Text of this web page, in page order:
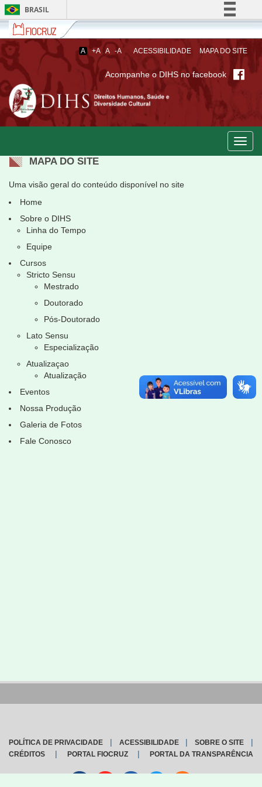
BRASIL
Simplifique!
Comunica BR
Participe
Acesso à informação
Legislação
Fiocruz
Fale
com
a
Fiocruz
A +A A -A ACESSIBILIDADE MAPA DO SITE
Acompanhe o DIHS no facebook
MAPA DO SITE
Uma visão geral do conteúdo disponível no site
Home
Sobre o DIHS
Linha do Tempo
Equipe
Cursos
Stricto Sensu
Mestrado
Doutorado
Pós-Doutorado
Lato Sensu
Especialização
Atualizaçao
Atualização
Eventos
Nossa Produção
Galeria de Fotos
Fale Conosco
POLÍTICA DE PRIVACIDADE | ACESSIBILIDADE | SOBRE O SITE |
CRÉDITOS | PORTAL FIOCRUZ | PORTAL DA TRANSPARÊNCIA